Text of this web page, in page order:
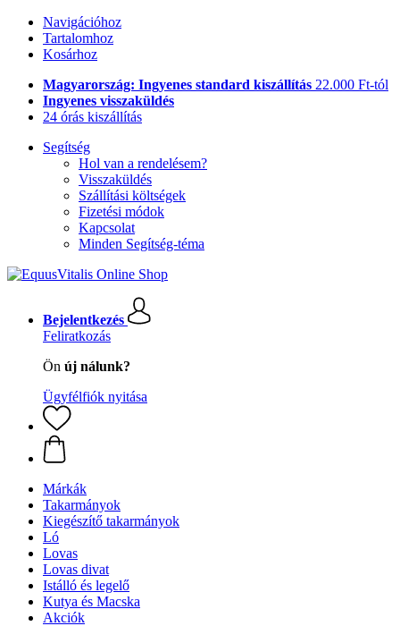
Navigációhoz
Tartalomhoz
Kosárhoz
Magyarország: Ingyenes standard kiszállítás 22.000 Ft-tól
Ingyenes visszaküldés
24 órás kiszállítás
Segítség
Hol van a rendelésem?
Visszaküldés
Szállítási költségek
Fizetési módok
Kapcsolat
Minden Segítség-téma
Bejelentkezés
Feliratkozás
Ön új nálunk?
Ügyfélfiók nyitása
Márkák
Takarmányok
Kiegészítő takarmányok
Ló
Lovas
Lovas divat
Istálló és legelő
Kutya és Macska
Akciók